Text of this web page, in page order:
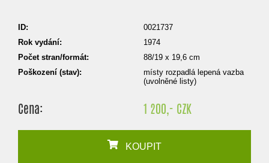
ID:
0021737
Rok vydání:
1974
Počet stran/formát:
88/19 x 19,6 cm
Poškození (stav):
místy rozpadlá lepená vazba
(uvolněné listy)
Cena: 1 200,- CZK
KOUPIT